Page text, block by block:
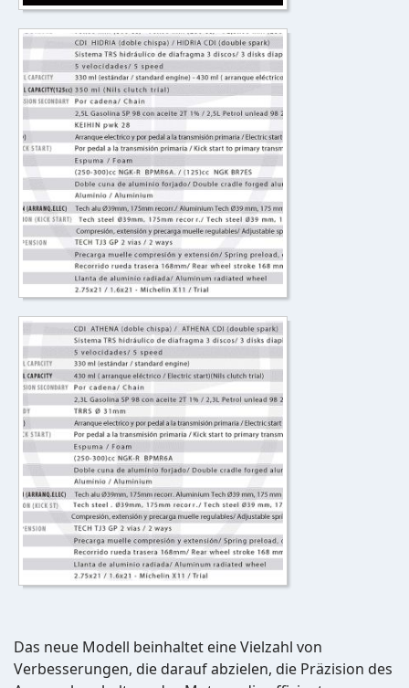
Das neue Modell beinhaltet eine Vielzahl von
Verbesserungen, die darauf abzielen, die Präzision des